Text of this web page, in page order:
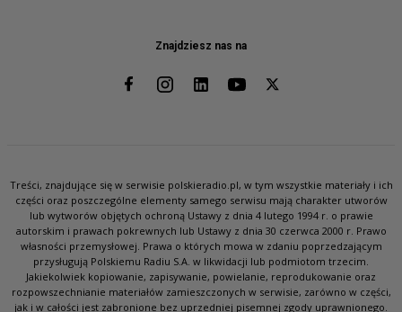
Znajdziesz nas na
Treści, znajdujące się w serwisie polskieradio.pl, w tym wszystkie materiały i ich
części oraz poszczególne elementy samego serwisu mają charakter utworów
lub wytworów objętych ochroną Ustawy z dnia 4 lutego 1994 r. o prawie
autorskim i prawach pokrewnych lub Ustawy z dnia 30 czerwca 2000 r. Prawo
własności przemysłowej. Prawa o których mowa w zdaniu poprzedzającym
przysługują Polskiemu Radiu S.A. w likwidacji lub podmiotom trzecim.
Jakiekolwiek kopiowanie, zapisywanie, powielanie, reprodukowanie oraz
rozpowszechnianie materiałów zamieszczonych w serwisie, zarówno w części,
jak i w całości jest zabronione bez uprzedniej pisemnej zgody uprawnionego.